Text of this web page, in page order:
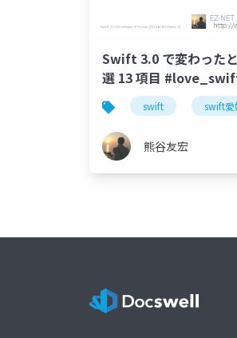
Swift 3.0 で変わった
選 13 項目
swift swift愛
熊谷友宏